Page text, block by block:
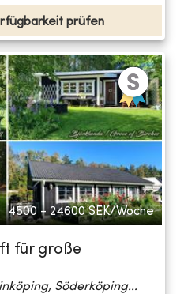
prüfen
4500 - 24600 SEK/Woche
für große
Söderköping...